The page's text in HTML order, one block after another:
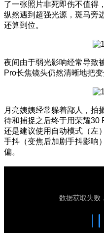
了一张照片非死即伤不值得
纵然遇到超强光源，斑马旁
还算到位。
夜间由于弱光影响经常导致
Pro长焦镜头仍然清晰地把
月亮姨姨经常躲着鄙人，拍
待和捕捉之后终于用荣耀30
还是建议使用自动模式（左
手抖（变焦后加剧手抖影响
偏。